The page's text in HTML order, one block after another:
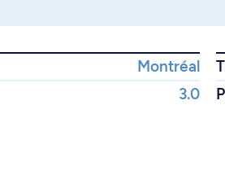
Montréal
3.0